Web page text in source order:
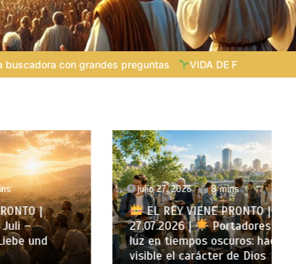
DE FE VIVA | Lección 5: «Todo para la gloria de Dios» |
julio 27, 2026 8 mins
EL REY VIENE PRONTO |
27.07.2026 |
Portadores de
luz en tiempos oscuros: hacer
visible el carácter de Dios